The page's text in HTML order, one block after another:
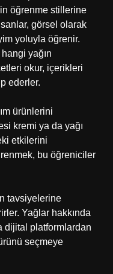
öğrenme stillerine
görsel olarak
yoluyla öğrenir.
yağın
okur, içerikleri
ederler.
ürünlerini
kremi ya da yağı
etkilerini
bu öğreniciler
tavsiyelerine
Yağlar hakkında
dijital platformlardan
seçmeye